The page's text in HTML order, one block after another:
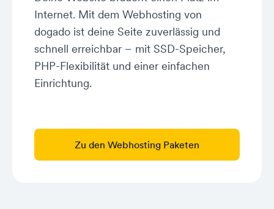
Internet. Mit dem Webhosting von
dogado ist deine Seite zuverlässig und
schnell erreichbar – mit SSD-Speicher,
PHP-Flexibilität und einer einfachen
Einrichtung.
Zu den Webhosting Paketen